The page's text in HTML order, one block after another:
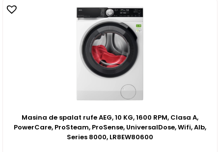
Masina de spalat rufe AEG, 10 KG, 1600 RPM, Clasa A,
PowerCare, ProSteam, ProSense, UniversalDose, Wifi, Alb,
Series 8000, LR8EW80600